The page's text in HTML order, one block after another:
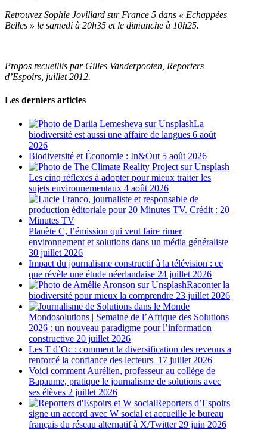
Retrouvez Sophie Jovillard sur France 5 dans « Echappées
Belles » le samedi à 20h35 et le dimanche à 10h25.
Propos recueillis par Gilles Vanderpooten, Reporters
d’Espoirs, juillet 2012.
Les derniers articles
La
biodiversité est aussi une affaire de langues 6 août
2026
Biodiversité et Économie : In&Out 5 août 2026
Les cinq réflexes à adopter pour mieux traiter les
sujets environnementaux 4 août 2026
Planète C, l’émission qui veut faire rimer
environnement et solutions dans un média généraliste
30 juillet 2026
Impact du journalisme constructif à la télévision : ce
que révèle une étude néerlandaise 24 juillet 2026
Raconter la
biodiversité pour mieux la comprendre 23 juillet 2026
Mondosolutions | Semaine de l’Afrique des Solutions
2026 : un nouveau paradigme pour l’information
constructive 20 juillet 2026
Les T d’Oc : comment la diversification des revenus a
renforcé la confiance des lecteurs 17 juillet 2026
Voici comment Aurélien, professeur au collège de
Bapaume, pratique le journalisme de solutions avec
ses élèves 2 juillet 2026
Reporters d’Espoirs
signe un accord avec W social et accueille le bureau
français du réseau alternatif à X/Twitter 29 juin 2026